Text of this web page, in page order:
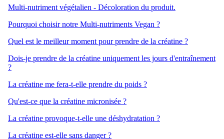
Multi-nutriment végétalien - Décoloration du produit.
Pourquoi choisir notre Multi-nutriments Vegan ?
Quel est le meilleur moment pour prendre de la créatine ?
Dois-je prendre de la créatine uniquement les jours d'entraînement
?
La créatine me fera-t-elle prendre du poids ?
Qu'est-ce que la créatine micronisée ?
La créatine provoque-t-elle une déshydratation ?
La créatine est-elle sans danger ?